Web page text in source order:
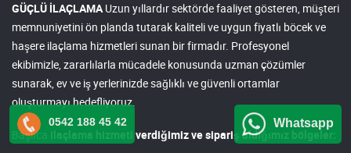
GÜÇLÜ İLAÇLAMAUzun yıllardır sektörde faaliyet gösteren, müşteri
memnuniyetini ön planda tutarak kaliteli ve uygun fiyatlı böcek ve
haşere ilaçlama hizmetleri sunan bir firmadır. Profesyonel
ekibimizle, zararlılarla mücadele konusunda uzman çözümler
sunarak, ev ve iş yerlerinizde sağlıklı ve güvenli ortamlar
oluşturmayı hedefliyoruz.
Başlıca ilaçlama hizmeti verdiğimiz ve sipariş aldığımız bölgeler:
0542 188 45 42 Whatsapp